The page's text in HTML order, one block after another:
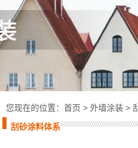
您现在的位置： 首页 > 外墙涂装 >
刮砂涂料体系